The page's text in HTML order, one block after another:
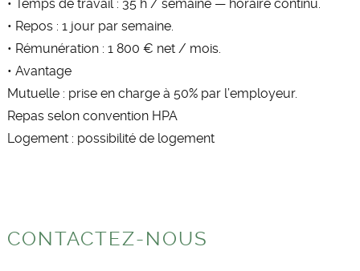
• Temps de travail : 35 h / semaine — horaire continu.
• Repos : 1 jour par semaine.
• Rémunération : 1 800 € net / mois.
• Avantage
Mutuelle : prise en charge à 50% par l’employeur.
Repas selon convention HPA
Logement : possibilité de logement
CONTACTEZ-NOUS